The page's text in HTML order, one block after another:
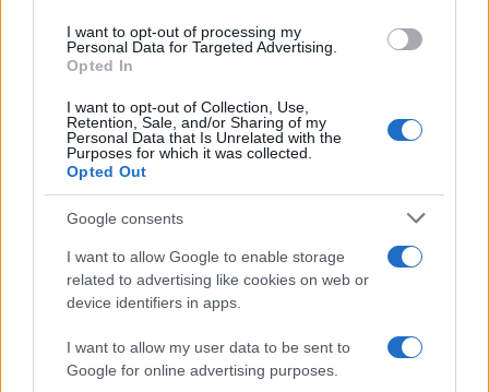
I want to opt-out of processing my
Personal Data for Targeted Advertising.
Opted In
I want to opt-out of Collection, Use,
Retention, Sale, and/or Sharing of my
Personal Data that Is Unrelated with the
Purposes for which it was collected.
Opted Out
Google consents
I want to allow Google to enable storage
related to advertising like cookies on web or
device identifiers in apps.
I want to allow my user data to be sent to
Google for online advertising purposes.
aver consumato uncroissant.
Le testimonianze
Surreale il racconto dei turisti. Durante il furto –
avvenuto a museo aperto –
addetto alla sicurezza
e i normali guardiani del
museo (quelli che in genere se ne stanno sulle
sedie agli angoli delle sale) hanno fatto l’unica
cosa possibile: consigliato ai turisti di “scappare
ascoltate sul canale 14 francese nella serata di